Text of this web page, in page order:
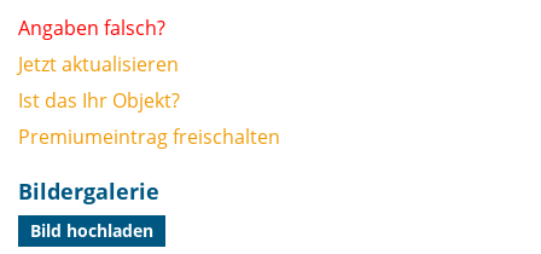
Angaben falsch?
Jetzt aktualisieren
Ist das Ihr Objekt?
Premiumeintrag freischalten
Bildergalerie
Bild hochladen